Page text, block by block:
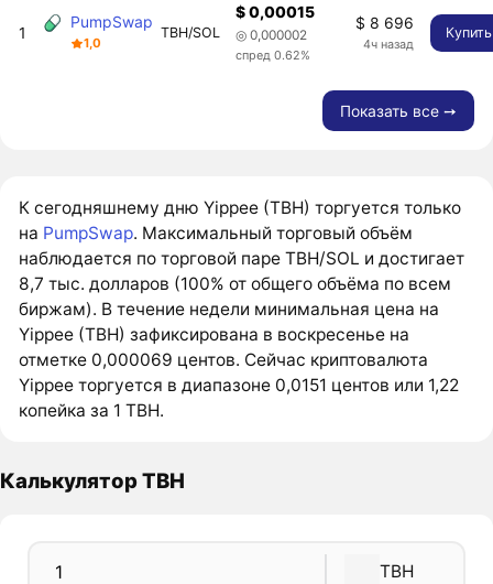
1
PumpSwap
1,0
TBH/SOL
$ 0,00015
◎ 0,000002
спред 0.62%
$ 8 696
4ч назад
Купить
Показать все ➙
К сегодняшнему дню Yippee (TBH) торгуется только
на PumpSwap. Максимальный торговый объём
наблюдается по торговой паре TBH/SOL и достигает
8,7 тыс. долларов (100% от общего объёма по всем
биржам). В течение недели минимальная цена на
Yippee (TBH) зафиксирована в воскресенье на
отметке 0,000069 центов. Сейчас криптовалюта
Yippee торгуется в диапазоне 0,0151 центов или 1,22
копейка за 1 TBH.
Калькулятор TBH
TBH